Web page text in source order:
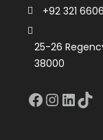
+92 321
25-26
38000
Facebook